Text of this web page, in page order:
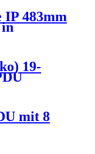
IP 483mm
in
19-
mit 8